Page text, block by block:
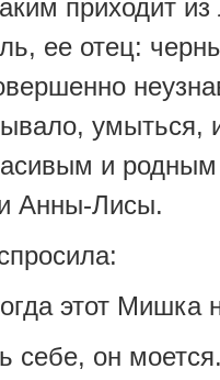
приходит из
ее отец:
умыться,
и
Анны-Лисы.
этот Мишка
себе, он